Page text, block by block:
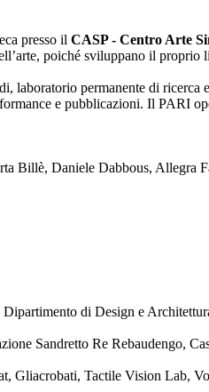
presso il CASP - Centro Arte
poiché sviluppano il
laboratorio permanente di
e pubblicazioni. Il PARI
Billè, Daniele Dabbous,
di Design e
Sandretto Re Rebaudengo,
Gliacrobati, Tactile Vision Lab,